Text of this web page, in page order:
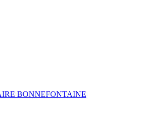
BONNEFONTAINE